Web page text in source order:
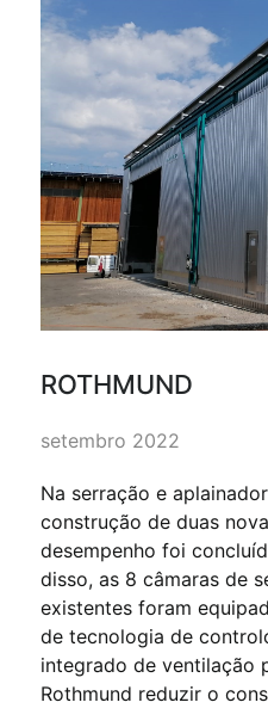
ROTHMUND
setembro 2022
Na serração e
construção de duas
desempenho foi
disso, as 8 câmaras de
existentes foram
de tecnologia de
integrado de ventilação
Rothmund reduzir o